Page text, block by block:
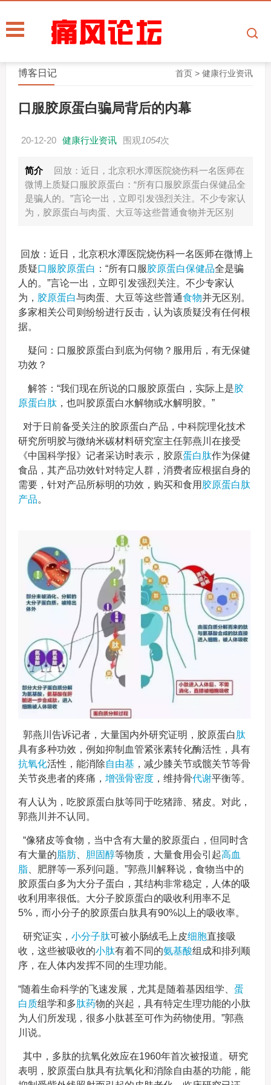
首页 >健康行业资讯
博客日记
口服胶原蛋白骗局背后的内幕
20-12-20 健康行业资讯 围观 1054次
简介
回放：近日，北京积水潭医院烧伤科一名医师在
微博上质疑口服胶原蛋白：“所有口服胶原蛋白保健品全
是骗人的。”言论一出，立即引发强烈关注。不少专家认
为，胶原蛋白与肉蛋、大豆等这些普通食物并无区别
回放：近日，北京积水潭医院烧伤科一名医师在微博上
质疑口服胶原蛋白 ：“所有口服胶原蛋白保健品全是骗
人的。”言论一出，立即引发强烈关注。不少专家认
为， 胶原蛋白与肉蛋、大豆等这些普通食物并无区别。
多家相关公司则纷纷进行反击，认为该质疑没有任何根
据。
疑问：口服胶原蛋白到底为何物？服用后，有无保健
功效？
解答：“我们现在所说的口服胶原蛋白，实际上是胶
原蛋白肽，也叫胶原蛋白水解物或水解明胶。”
对于日前备受关注的胶原蛋白产品，中科院理化技术
研究所明胶与微纳米碳材料研究室主任郭燕川在接受
《中国科学报》记者采访时表示，胶原蛋白肽作为保健
食品，其产品功效针对特定人群，消费者应根据自身的
需要，针对产品所标明的功效，购买和食用 胶原蛋白肽
产品。
郭燕川告诉记者，大量国内外研究证明，胶原蛋白肽
具有多种功效，例如抑制血管紧张素转化酶活性，具有
抗氧化活性，能消除自由基 ，减少膝关节或髋关节等骨
关节炎患者的疼痛， 增强骨密度，维持骨代谢平衡等。
有人认为，吃胶原蛋白肽等同于吃猪蹄、猪皮。对此，
郭燕川并不认同。
“像猪皮等食物，当中含有大量的胶原蛋白，但同时含
有大量的 脂肪、 胆固醇等物质，大量食用会引起高血
脂、肥胖等一系列问题。”郭燕川解释说，食物当中的
胶原蛋白多为大分子蛋白，其结构非常稳定，人体的吸
收利用率很低。大分子胶原蛋白的吸收利用率不足
5%，而小分子的胶原蛋白肽具有90%以上的吸收率。
研究证实， 小分子肽可被小肠绒毛上皮细胞直接吸
收，这些被吸收的小肽有着不同的氨基酸组成和排列顺
序，在人体内发挥不同的生理功能。
“随着生命科学的飞速发展，尤其是随着基因组学、 蛋
白质组学和多肽药物的兴起，具有特定生理功能的小肽
为人们所发现，很多小肽甚至可作为药物使用。”郭燕
川说。
其中，多肽的抗氧化效应在1960年首次被报道。研究
表明，胶原蛋白肽具有抗氧化和消除自由基的功能，能